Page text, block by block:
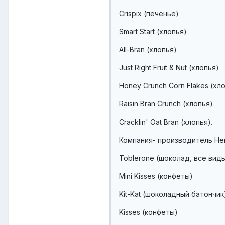
Crispix (печенье)
Smart Start (хлопья)
All-Bran (хлопья)
Just Right Fruit & Nut (хлопья)
Honey Crunch Corn Flakes
Raisin Bran Crunch (хлопья)
Cracklin' Oat Bran (хлопья).
Компания- производитель
Toblerone (шоколад, все
Mini Kisses (конфеты)
Kit-Kat (шоколадный
Kisses (конфеты)